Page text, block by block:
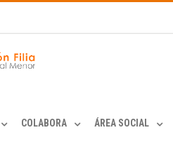
COLABORA ÁREA SOCIAL